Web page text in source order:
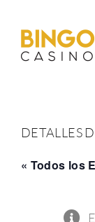
contenido
DETALLES
« Todos los